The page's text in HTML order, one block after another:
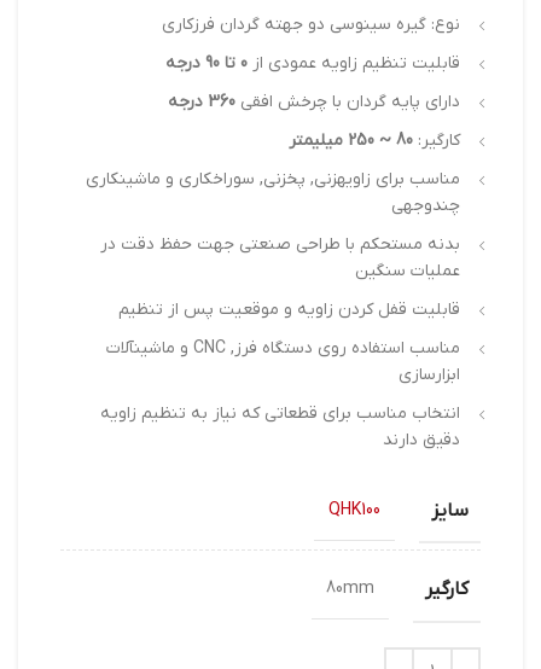
نوع: گیره سینوسی دو جهته گردان فرزکاری
قابلیت تنظیم زاویه عمودی از 0 تا 90 درجه
دارای پایه گردان با چرخش افقی 360 درجه
کارگیر: 80 ~ 250 میلیمتر
مناسب برای زاویهزنی, پخزنی, سوراخکاری و ماشینکاری
چندوجهی
بدنه مستحکم با طراحی صنعتی جهت حفظ دقت در
عملیات سنگین
قابلیت قفل کردن زاویه و موقعیت پس از تنظیم
مناسب استفاده روی دستگاه فرز, CNC و ماشینآلات
ابزارسازی
انتخاب مناسب برای قطعاتی که نیاز به تنظیم زاویه
دقیق دارند
سایز QHK100
کارگیر 80mm